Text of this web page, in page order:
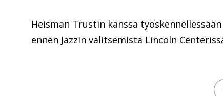
Heisman Trustin kanssa
ennen Jazzin valitsemista Lincoln